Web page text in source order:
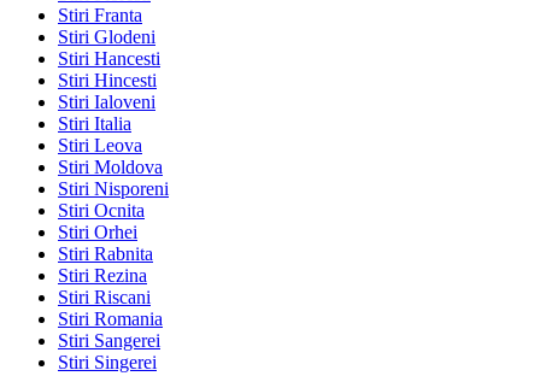
Stiri Franta
Stiri Glodeni
Stiri Hancesti
Stiri Hincesti
Stiri Ialoveni
Stiri Italia
Stiri Leova
Stiri Moldova
Stiri Nisporeni
Stiri Ocnita
Stiri Orhei
Stiri Rabnita
Stiri Rezina
Stiri Riscani
Stiri Romania
Stiri Sangerei
Stiri Singerei